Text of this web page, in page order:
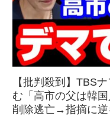
【批判殺到】TBS
む「高市の父は韓
削除逃亡→指摘に逆